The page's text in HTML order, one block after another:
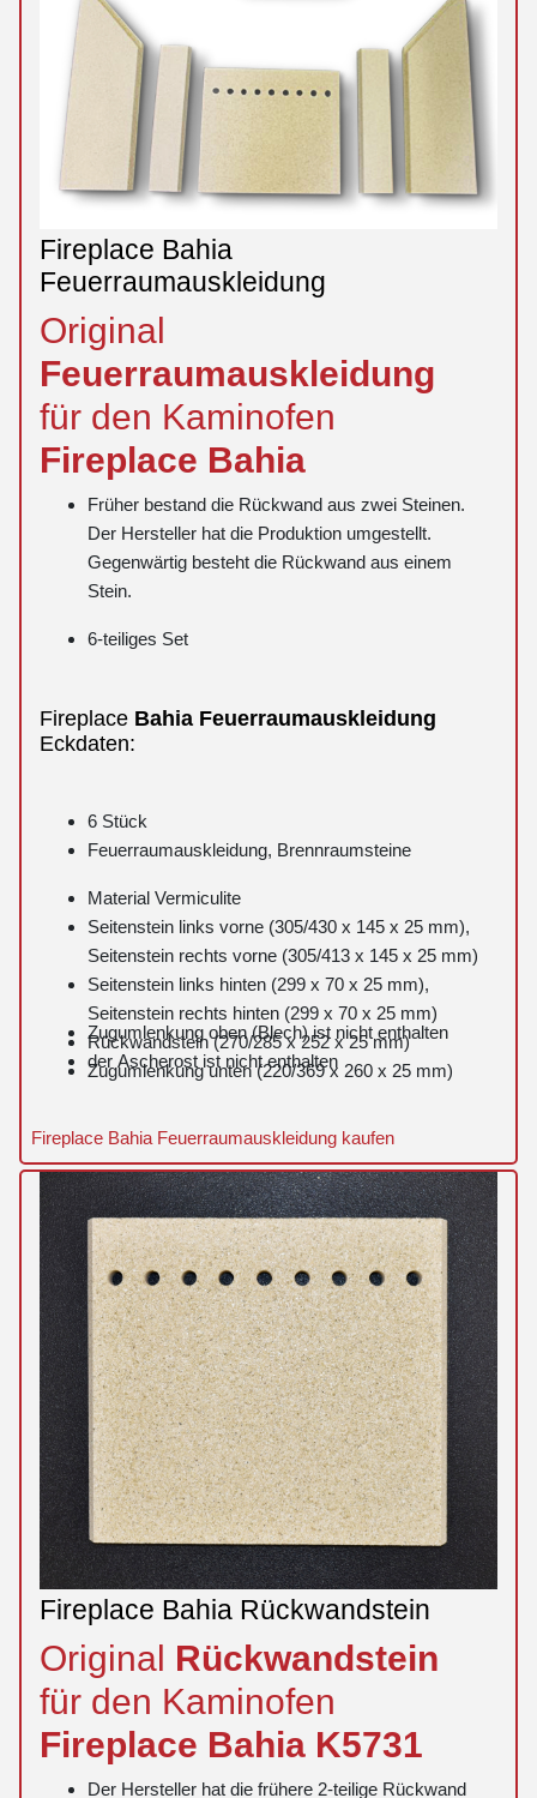
Fireplace Bahia
Feuerraumauskleidung
Original
Feuerraumauskleidung
für den Kaminofen
Fireplace Bahia
Früher bestand die Rückwand aus zwei Steinen.
Der Hersteller hat die Produktion umgestellt.
Gegenwärtig besteht die Rückwand aus einem
Stein.
6-teiliges Set
Fireplace Bahia Feuerraumauskleidung
Eckdaten:
6 Stück
Feuerraumauskleidung, Brennraumsteine
Material Vermiculite
Seitenstein links vorne (305/430 x 145 x 25 mm),
Seitenstein rechts vorne (305/413 x 145 x 25 mm)
Seitenstein links hinten (299 x 70 x 25 mm),
Seitenstein rechts hinten (299 x 70 x 25 mm)
Rückwandstein (270/285 x 252 x 25 mm)
Zugumlenkung unten (220/369 x 260 x 25 mm)
Zugumlenkung oben (Blech) ist nicht enthalten
der Ascherost ist nicht enthalten
Fireplace Bahia Feuerraumauskleidung kaufen
Fireplace Bahia Rückwandstein
Original Rückwandstein
für den Kaminofen
Fireplace Bahia K5731
Der Hersteller hat die frühere 2-teilige Rückwand